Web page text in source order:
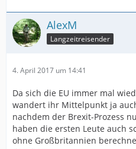
AlexM
Langzeitreisender
4. April 2017 um 14:41
Da sich die EU immer mal
wandert ihr Mittelpunkt ja
nachdem der Brexit-Prozess
haben die ersten Leute auch
ohne Großbritannien